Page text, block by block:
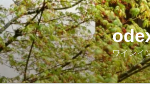
コ
ン
テ
ン
ツ
へ
ス
ワインイ